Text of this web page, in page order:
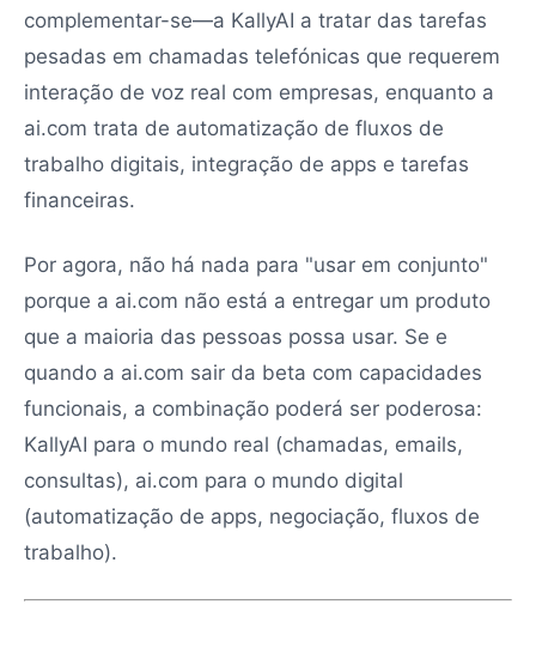
complementar-se—a KallyAI a tratar das tarefas
pesadas em chamadas telefónicas que requerem
interação de voz real com empresas, enquanto a
ai.com trata de automatização de fluxos de
trabalho digitais, integração de apps e tarefas
financeiras.
Por agora, não há nada para "usar em conjunto"
porque a ai.com não está a entregar um produto
que a maioria das pessoas possa usar. Se e
quando a ai.com sair da beta com capacidades
funcionais, a combinação poderá ser poderosa:
KallyAI para o mundo real (chamadas, emails,
consultas), ai.com para o mundo digital
(automatização de apps, negociação, fluxos de
trabalho).